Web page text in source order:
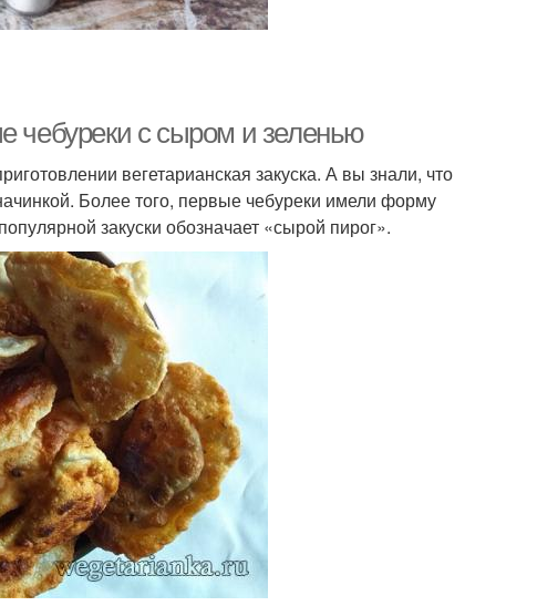
чебуреки с сыром и зеленью
вегетарианская закуска. А вы знали, что
Более того, первые чебуреки имели форму
закуски обозначает «сырой пирог».